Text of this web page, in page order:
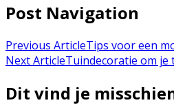
Post Navigation
Previous ArticleTips voor een
Next ArticleTuindecoratie om
Dit vind je